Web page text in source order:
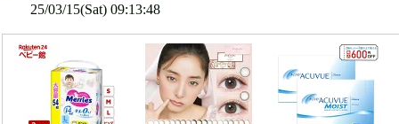
25/03/15(Sat) 09:13:48